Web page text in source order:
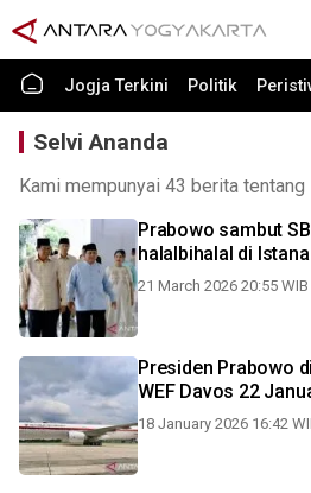
Jogja Terkini Politik
Selvi Ananda
Kami mempunyai 43 berita tentang
Prabowo sambut
halalbihalal di Istana
21 March 2026 20:55 WIB
Presiden Prabowo
WEF Davos 22
18 January 2026 16:42